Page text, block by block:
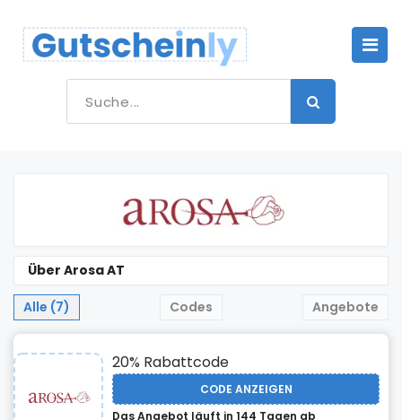
Über Arosa AT
Alle (7) Codes Angebote
20% Rabattcode
CODE ANZEIGEN
Das Angebot läuft in 144 Tagen ab